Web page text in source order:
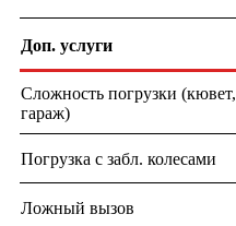
Доп. услуги
Сложность погрузки (кювет,
гараж)
Погрузка с забл. колесами
Ложный вызов